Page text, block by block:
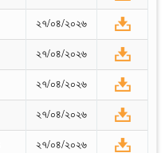
২৭/০৪/২০২৬
২৭/০৪/২০২৬
২৭/০৪/২০২৬
২৭/০৪/২০২৬
২৭/০৪/২০২৬